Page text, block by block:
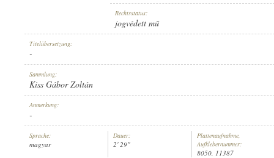
PLATTENAUFNAHME:
Rechtsstatus:
jogvédett mű
Titelübersetzung:
-
Sammlung:
Kiss Gábor Zoltán
Anmerkung:
-
Sprache:
magyar
Dauer:
2' 29"
Plattenaufnahme,
Aufklebernummer:
8050, 11387